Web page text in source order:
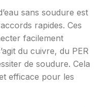
sans soudure est
rapides. Ces
facilement
du cuivre, du PER
de soudure. Cela
efficace pour les